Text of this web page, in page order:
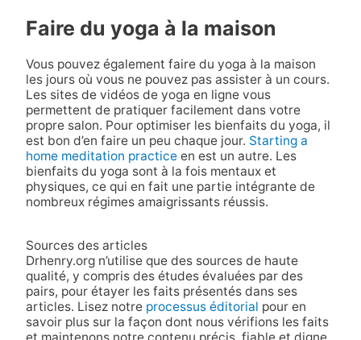
Faire du yoga à la maison
Vous pouvez également faire du yoga à la maison
les jours où vous ne pouvez pas assister à un cours.
Les sites de vidéos de yoga en ligne vous
permettent de pratiquer facilement dans votre
propre salon. Pour optimiser les bienfaits du yoga, il
est bon d’en faire un peu chaque jour. Starting a
home meditation practiceen est un autre. Les
bienfaits du yoga sont à la fois mentaux et
physiques, ce qui en fait une partie intégrante de
nombreux régimes amaigrissants réussis.
Sources des articles
Drhenry.org n’utilise que des sources de haute
qualité, y compris des études évaluées par des
pairs, pour étayer les faits présentés dans ses
articles. Lisez notre processus éditorial pour en
savoir plus sur la façon dont nous vérifions les faits